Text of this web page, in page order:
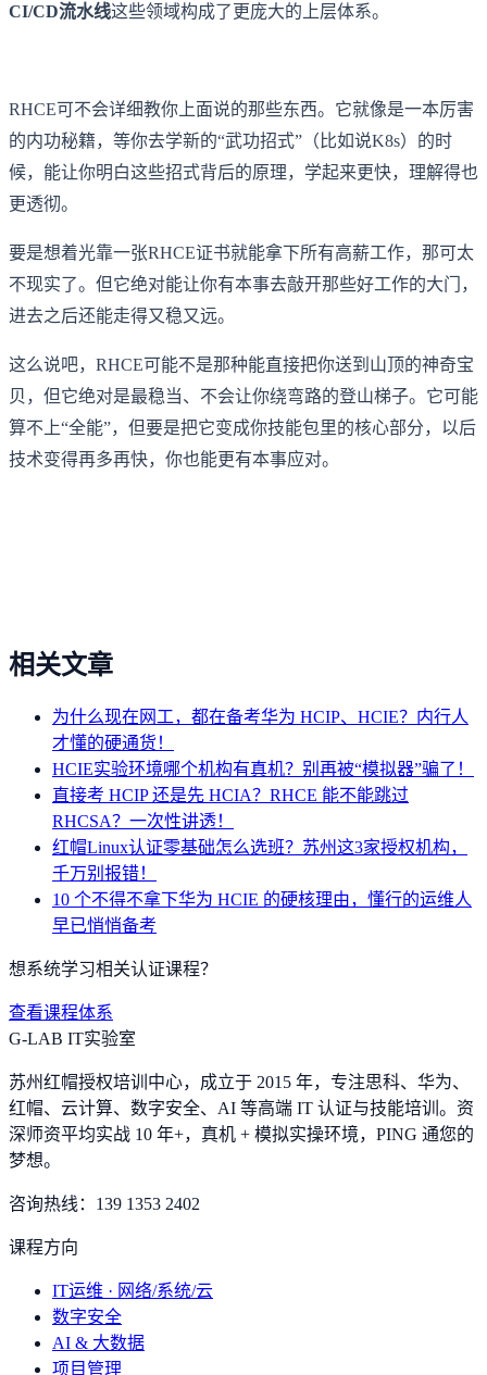
CI/CD流水线这些领域构成了更庞大的上层体系。
RHCE可不会详细教你上面说的那些东西。它就像是一本厉害
的内功秘籍，等你去学新的“武功招式”（比如说K8s）的时
候，能让你明白这些招式背后的原理，学起来更快，理解得也
更透彻。
要是想着光靠一张RHCE证书就能拿下所有高薪工作，那可太
不现实了。但它绝对能让你有本事去敲开那些好工作的大门，
进去之后还能走得又稳又远。
这么说吧，RHCE可能不是那种能直接把你送到山顶的神奇宝
贝，但它绝对是最稳当、不会让你绕弯路的登山梯子。它可能
算不上“全能”，但要是把它变成你技能包里的核心部分，以后
技术变得再多再快，你也能更有本事应对。
相关文章
为什么现在网工，都在备考华为 HCIP、HCIE？内行人
才懂的硬通货！
HCIE实验环境哪个机构有真机？别再被“模拟器”骗了！
直接考 HCIP 还是先 HCIA？RHCE 能不能跳过
RHCSA？一次性讲透！
红帽Linux认证零基础怎么选班？苏州这3家授权机构，
千万别报错！
10 个不得不拿下华为 HCIE 的硬核理由，懂行的运维人
早已悄悄备考
想系统学习相关认证课程？
查看课程体系
G-LAB IT实验室
苏州红帽授权培训中心，成立于 2015 年，专注思科、华为、
红帽、云计算、数字安全、AI 等高端 IT 认证与技能培训。资
深师资平均实战 10 年+，真机 + 模拟实操环境， PING 通您的
梦想。
咨询热线： 139 1353 2402
课程方向
IT运维 · 网络/系统/云
数字安全
AI & 大数据
项目管理